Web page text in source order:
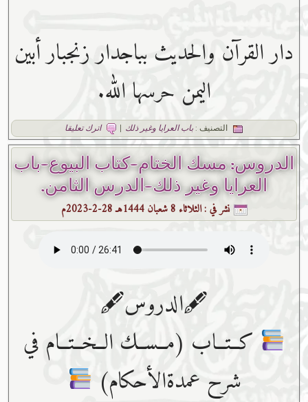
دار القرآن والحديث بباجدار زنجبار أبين
اليمن حرسها الله.
التصنيف :باب العرايا وغير ذلك | اترك تعليقا
الدروس: مسك الختام-كتاب البيوع-باب
العرايا وغير ذلك-الدرس الثامن.
نشر في :الثلاثاء 8 شعبان 1444هـ 28-2-2023م
🖋الدروس🖋
كــتــاب (مــســك الــخــتــام في
شرح عمدةالأحكام)